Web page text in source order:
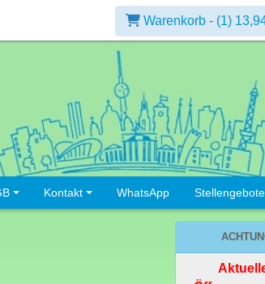
Warenkorb - (1)
Kontakt WhatsApp Stellengebote